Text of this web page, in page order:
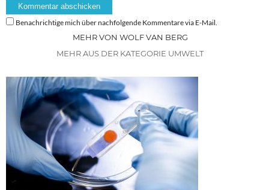
Benachrichtige mich über nachfolgende Kommentare via E-Mail.
MEHR VON WOLF VAN BERG
MEHR AUS DER KATEGORIE UMWELT